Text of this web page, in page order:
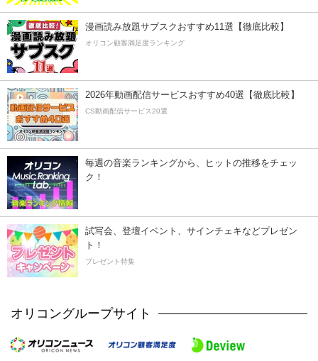
漫画読み放題サブスクおすすめ11選【徹底比較】
オリコン顧客満足度ランキング
2026年動画配信サービスおすすめ40選【徹底比較】
CS動画配信サービス20選
毎週の音楽ランキングから、ヒットの推移をチェッ
ク！
試写会、登壇イベント、サインチェキなどプレゼン
ト！
プレゼント特集
オリコングループサイト